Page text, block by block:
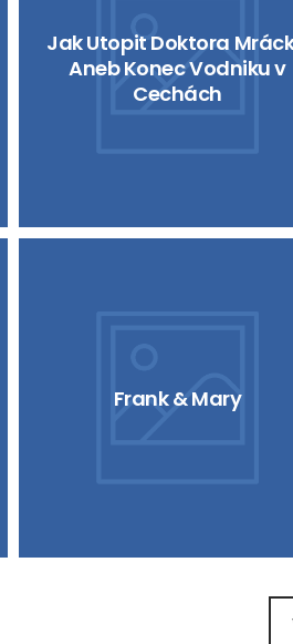
Jak Utopit Doktora
Aneb Konec Vodniku v
Cechách
Frank & Mary